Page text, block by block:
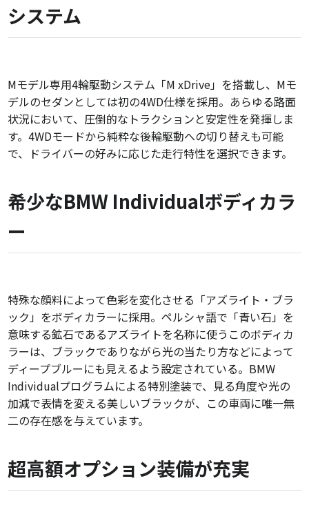
システム
Mモデル専用4輪駆動システム「M xDrive」を搭載し、Mモ
デルのセダンとしては初の4WD仕様を採用。あらゆる路面
状況において、圧倒的なトラクションと安定性を発揮しま
す。4WDモードから純粋な後輪駆動への切り替えも可能
で、ドライバーの好みに応じた走行特性を選択できます。
希少なBMW Individualボディカラ
ー
特殊な顔料によって色彩を変化させる「アズライト・ブラ
ック」をボディカラーに採用。ペルシャ語で「青い石」を
意味する鉱石であるアズライトを名称に使うこのボディカ
ラーは、ブラックでありながら光の当たり方などによって
ディープブルーにも見えるよう設定されている。BMW
Individualプログラムによる特別塗装で、見る角度や光の
加減で表情を変える美しいブラックが、この車両に唯一無
二の存在感を与えています。
超高額オプション装備が充実